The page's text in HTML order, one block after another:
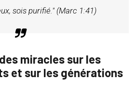
sois purifié." (Marc 1:41)
miracles sur les
et sur les générations